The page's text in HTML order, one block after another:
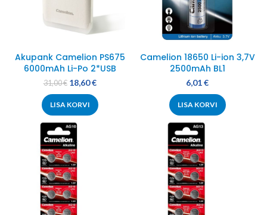
Akupank Camelion PS675
6000mAh Li-Po 2*USB
31,00€ 18,60€
LISA KORVI
Camelion 18650 Li-ion 3,7V
2500mAh BL1
6,01€
LISA KORVI